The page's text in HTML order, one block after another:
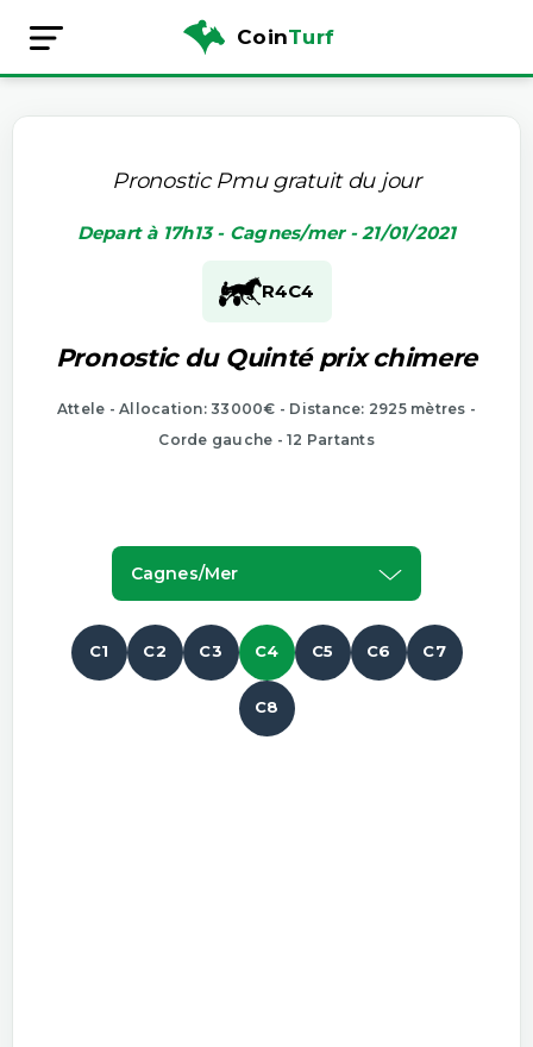
CoinTurf
Pronostic Pmu gratuit du jour
Depart à 17h13 - Cagnes/mer - 21/01/2021
R4C4
Pronostic du Quinté prix chimere
Attele - Allocation: 33000€ - Distance: 2925 mètres -
Corde gauche - 12 Partants
Cagnes/mer
C1 C2 C3 C4 C5 C6 C7
C8